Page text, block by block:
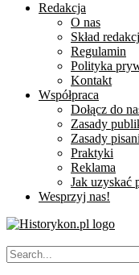
Redakcja
O nas
Skład
Regulamin
Polityka
Kontakt
Współpraca
Dołącz do
Zasady
Zasady
Praktyki
Reklama
Jak uzyskać
Wesprzyj nas!